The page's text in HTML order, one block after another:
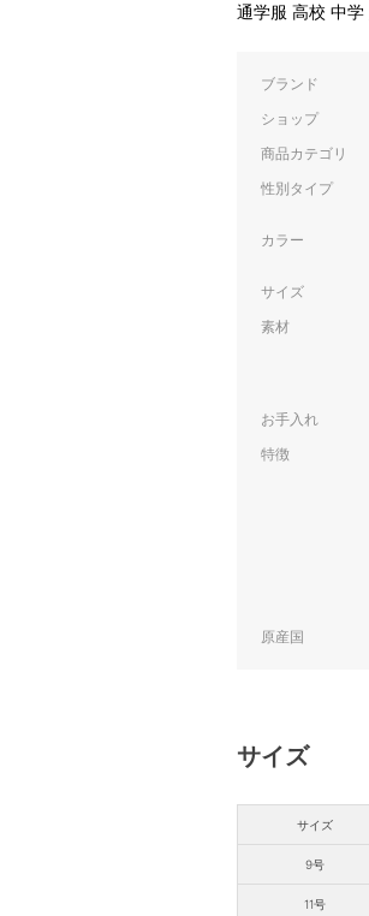
通学服 高校 中
ブランド
ショップ
商品カテゴリ
性別タイプ
カラー
サイズ
素材
お手入れ
特徴
原産国
サイズ
サイズ
9号
11号